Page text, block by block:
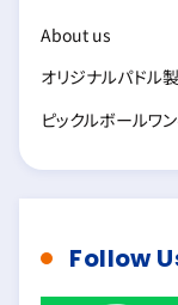
About us
オリジナルパドル
ピックルボールワ
Follow